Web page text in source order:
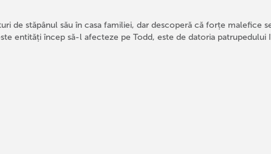
de stăpânul său în casa familiei, dar descoperă că forțe malefice
entități încep să-l afecteze pe Todd, este de datoria patrupedului